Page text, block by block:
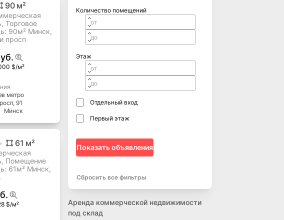
90м²
Торговое
90м² Минск,
просп
$/м²
метро
, 91
Минск
61 м²
Помещение
61м² Минск,
$/м²
Количество помещений
Этаж
Отдельный вход
Первый этаж
Показать объявления
Сбросить все фильтры
Аренда коммерческой недвижимости
под склад